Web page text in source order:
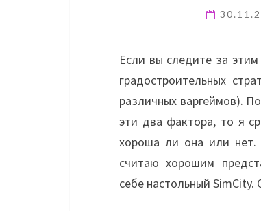
Если вы следите за
градостроительных
различных варгеймов).
эти два фактора, то я
хороша ли она или нет.
считаю хорошим
себе настольный